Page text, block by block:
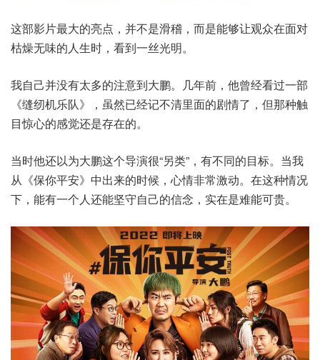
这部影片最大的亮点，并不是滑稽，而是能够让观众在面对
枯燥无味的人生时，看到一丝光明。
我自己并没有太多的注意到大鹏。几年前，他曾经看过一部
《缝纫机乐队》，虽然已经记不清里面的剧情了，但那种触
目惊心的感觉还是存在的。
当时他还以为大鹏这个导演很“另类”，有不同的目标。当我
从《保你平安》中出来的时候，心情非常激动。在这种情况
下，能有一个人还能坚守自己的信念，实在是难能可贵。